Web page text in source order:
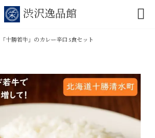
渋沢逸品館 
十勝若牛」のカレー辛口 5食セット